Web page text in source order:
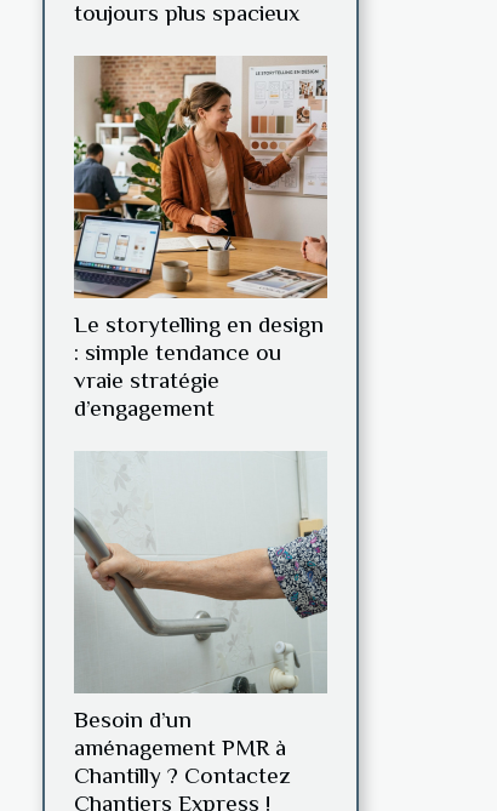
toujours plus spacieux
Le storytelling en design
: simple tendance ou
vraie stratégie
d’engagement
Besoin d’un
aménagement PMR à
Chantilly ? Contactez
Chantiers Express !